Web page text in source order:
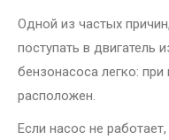
Одной из частых
поступать в двигатель
бензонасоса легко:
расположен.
Если насос не